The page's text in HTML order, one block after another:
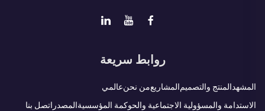
روابط سريعة
المشهدالمنتج والتصميمالمشاريعمن نحنعالمي
الاستدامة والمسؤولية الاجتماعية والحوكمة المؤسسيةالمصدر اتصل بنا